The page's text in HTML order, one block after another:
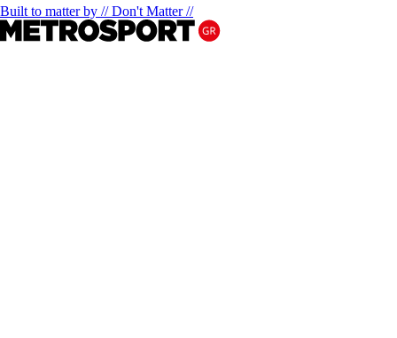
Built to matter by // Don't Matter //